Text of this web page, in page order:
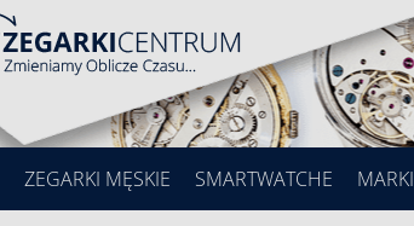
ZEGARKI MĘSKIE SMARTWATCHE MARKI